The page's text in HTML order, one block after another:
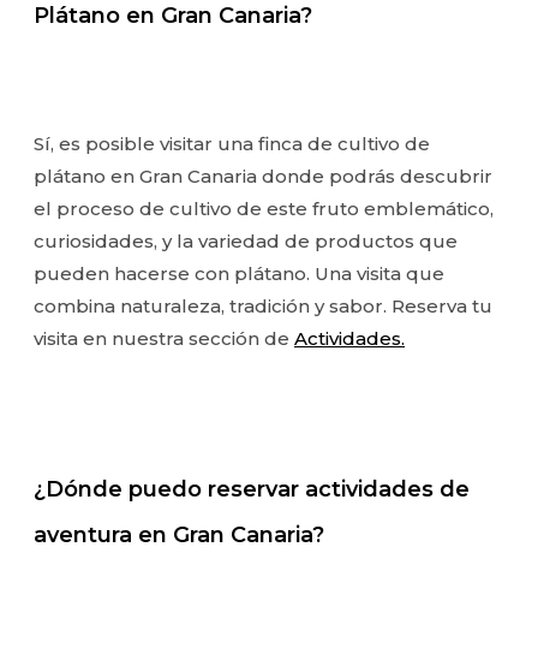
Plátano en Gran Canaria?
Sí, es posible visitar una finca de cultivo de
plátano en Gran Canaria donde podrás descubrir
el proceso de cultivo de este fruto emblemático,
curiosidades, y la variedad de productos que
pueden hacerse con plátano. Una visita que
combina naturaleza, tradición y sabor. Reserva tu
visita en nuestra sección de Actividades.
¿Dónde puedo reservar actividades de
aventura en Gran Canaria?